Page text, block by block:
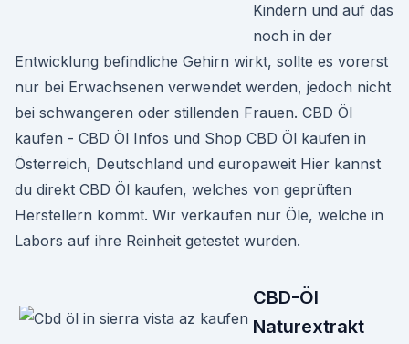
Kindern und auf das
noch in der
Entwicklung befindliche Gehirn wirkt, sollte es vorerst
nur bei Erwachsenen verwendet werden, jedoch nicht
bei schwangeren oder stillenden Frauen. CBD Öl
kaufen - CBD Öl Infos und Shop CBD Öl kaufen in
Österreich, Deutschland und europaweit Hier kannst
du direkt CBD Öl kaufen, welches von geprüften
Herstellern kommt. Wir verkaufen nur Öle, welche in
Labors auf ihre Reinheit getestet wurden.
CBD-Öl
Naturextrakt